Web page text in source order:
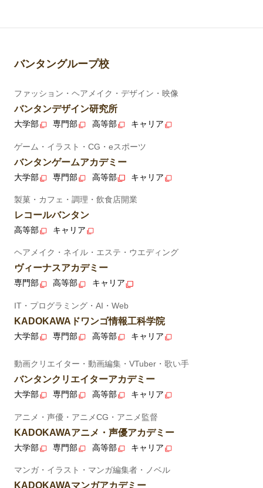
バンタングループ校
ファッション・ヘアメイク・デザイン・映像
バンタンデザイン研究所
大学部 専門部 高等部 キャリア
ゲーム・イラスト・CG・eスポーツ
バンタンゲームアカデミー
大学部 専門部 高等部 キャリア
製菓・カフェ・調理・飲食店開業
レコールバンタン
高等部 キャリア
ヘアメイク・ネイル・エステ・ウエディング
ヴィーナスアカデミー
専門部 高等部 キャリア
IT・プログラミング・AI・Web
KADOKAWAドワンゴ情報工科学院
大学部 専門部 高等部 キャリア
動画クリエイター・動画編集・VTuber・歌い手
バンタンクリエイターアカデミー
大学部 専門部 高等部 キャリア
アニメ・声優・アニメCG・アニメ監督
KADOKAWAアニメ・声優アカデミー
大学部 専門部 高等部 キャリア
マンガ・イラスト・マンガ編集者・ノベル
KADOKAWAマンガアカデミー